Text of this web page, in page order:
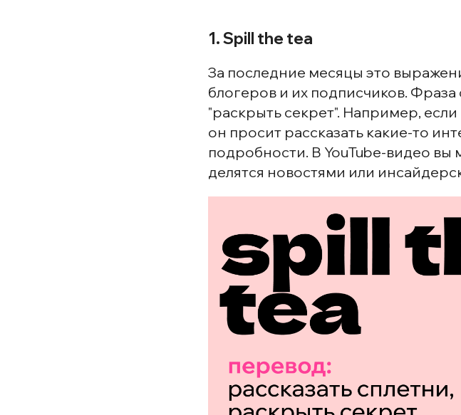
1. Spill the tea
За последние месяцы это
блогеров и их подписчиков. Фраза
"раскрыть секрет". Например, если
он просит рассказать какие-то
подробности. В YouTube-видео вы
делятся новостями или